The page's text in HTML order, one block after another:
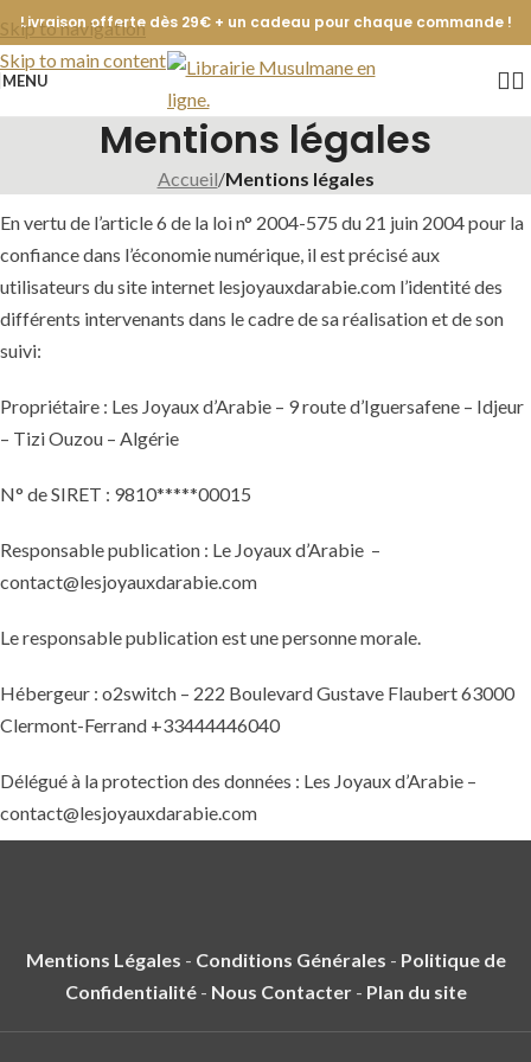
Skip to navigation
Skip to main content
Livraison offerte dès 29€ + un cadeau pour chaque commande !
MENU
Mentions légales
Accueil/Mentions légales
En vertu de l’article 6 de la loi n° 2004-575 du 21 juin 2004 pour la
confiance dans l’économie numérique, il est précisé aux
utilisateurs du site internet lesjoyauxdarabie.com l’identité des
différents intervenants dans le cadre de sa réalisation et de son
suivi:
Propriétaire : Les Joyaux d’Arabie – 9 route d’Iguersafene – Idjeur
– Tizi Ouzou – Algérie
N° de SIRET : 9810*****00015
Responsable publication : Le Joyaux d’Arabie –
contact@lesjoyauxdarabie.com
Le responsable publication est une personne morale.
Hébergeur : o2switch – 222 Boulevard Gustave Flaubert 63000
Clermont-Ferrand +33444446040
Délégué à la protection des données : Les Joyaux d’Arabie –
contact@lesjoyauxdarabie.com
Mentions Légales - Conditions Générales - Politique de
Confidentialité- Nous Contacter- Plan du site